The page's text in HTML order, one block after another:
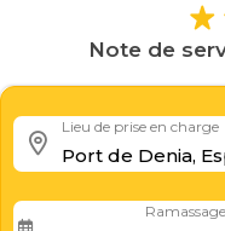
Note de
Lieu de prise en charge
Ramassage